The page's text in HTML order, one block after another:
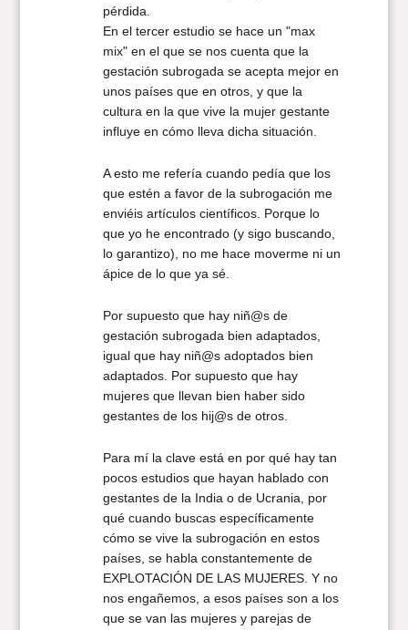
pérdida.
En el tercer estudio se hace un "max
mix" en el que se nos cuenta que la
gestación subrogada se acepta mejor en
unos países que en otros, y que la
cultura en la que vive la mujer gestante
influye en cómo lleva dicha situación.
A esto me refería cuando pedía que los
que estén a favor de la subrogación me
enviéis artículos científicos. Porque lo
que yo he encontrado (y sigo buscando,
lo garantizo), no me hace moverme ni un
ápice de lo que ya sé.
Por supuesto que hay niñ@s de
gestación subrogada bien adaptados,
igual que hay niñ@s adoptados bien
adaptados. Por supuesto que hay
mujeres que llevan bien haber sido
gestantes de los hij@s de otros.
Para mí la clave está en por qué hay tan
pocos estudios que hayan hablado con
gestantes de la India o de Ucrania, por
qué cuando buscas específicamente
cómo se vive la subrogación en estos
países, se habla constantemente de
EXPLOTACIÓN DE LAS MUJERES. Y no
nos engañemos, a esos países son a los
que se van las mujeres y parejas de